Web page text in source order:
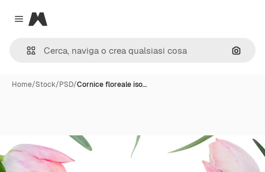
Close menu
Magnific
Cerca
Home/Stock/PSD/Cornice floreale iso…